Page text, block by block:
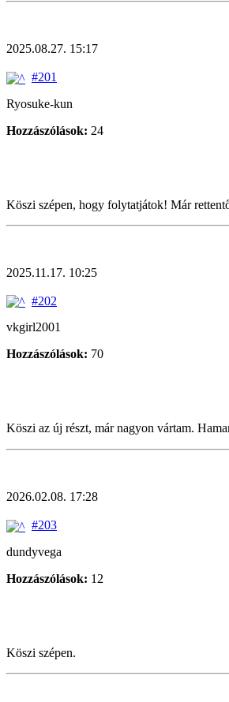
2025.08.27. 15:17
#201
Ryosuke-kun
Hozzászólások: 24
Köszi szépen, hogy folytatjátok! Már
2025.11.17. 10:25
#202
vkgirl2001
Hozzászólások: 70
Köszi az új részt, már nagyon vártam.
2026.02.08. 17:28
#203
dundyvega
Hozzászólások: 12
Köszi szépen.